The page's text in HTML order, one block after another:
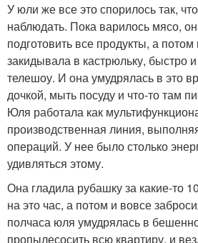
У юли же все это спорилось так,
наблюдать. Пока варилось мясо,
подготовить все продукты, а потом
закидывала в кастрюльку, быстро
телешоу. И она умудрялась в это
дочкой, мыть посуду и что-то там
Юля работала как
производственная линия,
операций. У нее было столько
удивляться этому.
Она гладила рубашку за какие-то
на это час, а потом и вовсе
полчаса юля умудрялась в
пропылесосить всю квартиру, и